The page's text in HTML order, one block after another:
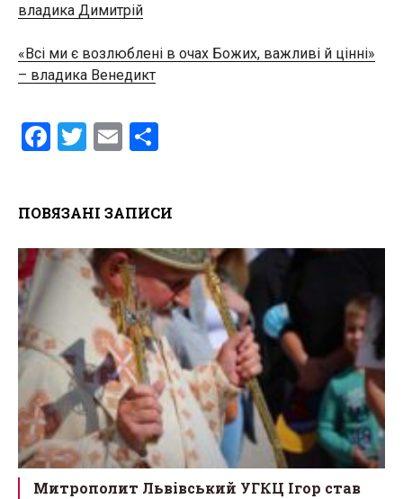
владика Димитрій
«Всі ми є возлюблені в очах Божих, важливі й цінні»
– владика Венедикт
F
b
o
o
T
er
E
e
ПОВЯЗАНІ ЗАПИСИ
Митрополит Львівський УГКЦ Ігор став